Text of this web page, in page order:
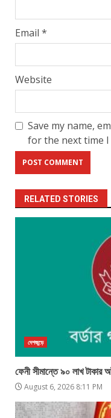
Email *
Website
Save my name,
for the next time I
RELATED STORIES
দেশজুড়ে
ফেনী সীমান্তে ৯০ লাখ টাকার
August 6, 2026 8:11 PM